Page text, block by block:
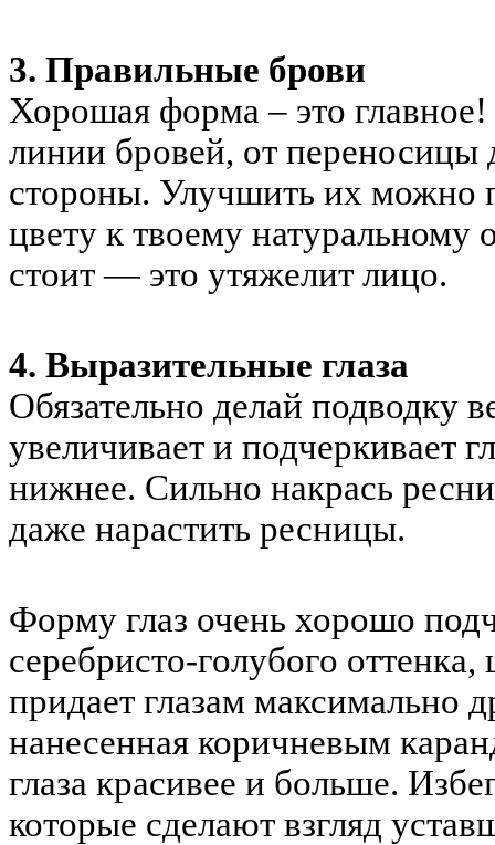
3. Правильные брови
Хорошая форма – это
линии бровей, от переносицы
стороны. Улучшить их можно
цвету к твоему натуральному
стоит — это утяжелит лицо.
4. Выразительные глаза
Обязательно делай подводку
увеличивает и подчеркивает
нижнее. Сильно накрась
даже нарастить ресницы.
Форму глаз очень хорошо
серебристо-голубого
придает глазам максимально
нанесенная коричневым
глаза красивее и больше.
которые сделают взгляд